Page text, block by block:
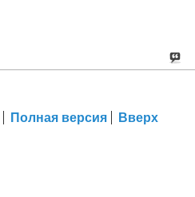
Полная версия Вверх